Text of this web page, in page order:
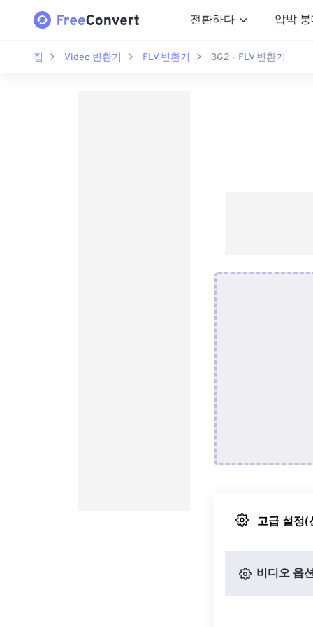
전환하다 압박
집 Video 변환기 FLV 변환기 3G2 - FLV 변환기
고급 설정(
비디오 옵